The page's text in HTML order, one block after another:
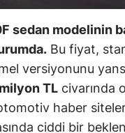
sedan modelinin
Bu fiyat,
versiyonunu
TL civarında
haber
ciddi bir